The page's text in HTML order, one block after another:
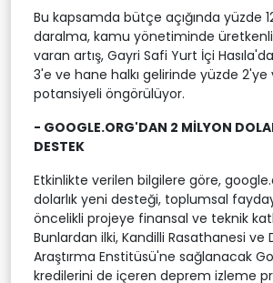
Bu kapsamda bütçe açığında yüzde
daralma, kamu yönetiminde
varan artış, Gayri Safi Yurt İçi
3'e ve hane halkı gelirinde yüzde 2'ye
potansiyeli öngörülüyor.
- GOOGLE.ORG'DAN 2 MİLYON
DESTEK
Etkinlikte verilen bilgilere göre,
dolarlık yeni desteği, toplumsal
öncelikli projeye finansal ve teknik
Bunlardan ilki, Kandilli Rasathanesi ve
Araştırma Enstitüsü'ne sağlanacak
kredilerini de içeren deprem izleme